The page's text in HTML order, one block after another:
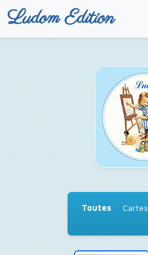
Ludom Edition
Toutes Cartes